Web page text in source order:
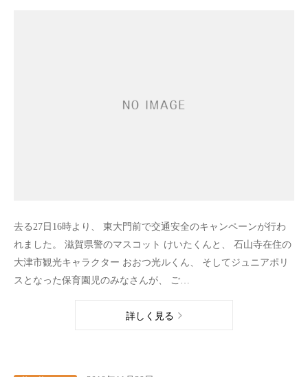
去る27日16時より、 東大門前で交通安全のキャンペーンが行わ
れました。 滋賀県警のマスコット けいたくんと、 石山寺在住の
大津市観光キャラクター おおつ光ルくん、 そしてジュニアポリ
スとなった保育園児のみなさんが、 ご…
詳しく見る